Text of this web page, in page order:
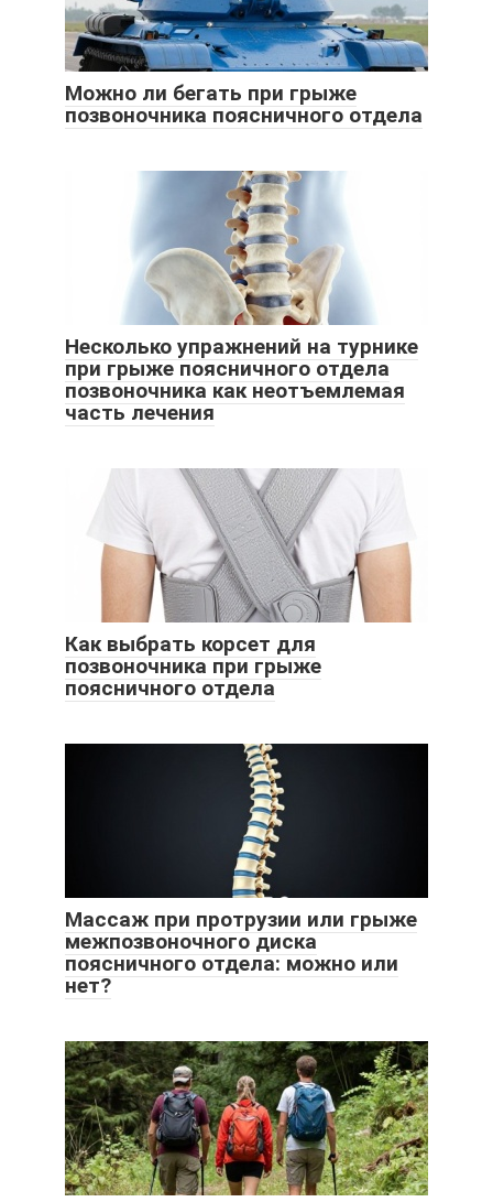
Можно ли бегать при грыже
позвоночника поясничного отдела
Несколько упражнений на турнике
при грыже поясничного отдела
позвоночника как неотъемлемая
часть лечения
Как выбрать корсет для
позвоночника при грыже
поясничного отдела
Массаж при протрузии или грыже
межпозвоночного диска
поясничного отдела: можно или
нет?